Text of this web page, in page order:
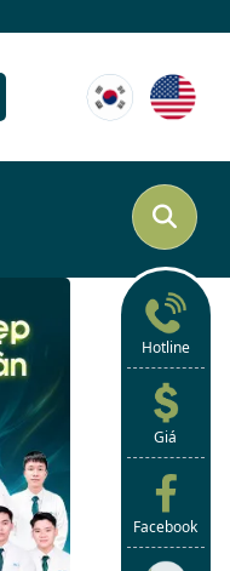
Hotline
Giá
Facebook